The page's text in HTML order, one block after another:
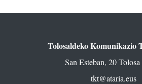
Tolosaldeko Komunikazio
San Esteban, 20
tkt@ataria.eus